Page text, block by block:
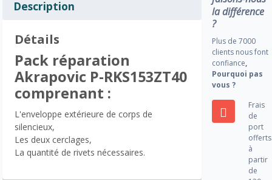
Description
Détails
Pack réparation
Akrapovic P-RKS153ZT40
comprenant :
L'enveloppe extérieure de corps de
silencieux,
Les deux cerclages,
La quantité de rivets nécessaires.
la différence
?
Plus de 7000
clients nous font
confiance,
Pourquoi pas
vous ?
Frais
de
port
offerts
à
partir
de